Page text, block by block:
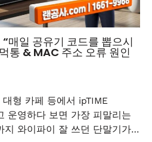
일 공유기 코드를 뽑으시
통 & MAC 주소 오류 원인
형 카페 등에서 ipTIME
운영하다 보면 가장 피말리는
지 와이파이 잘 쓰던 단말기가…